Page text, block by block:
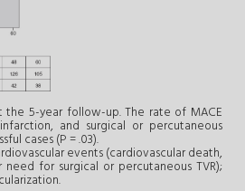
the 5-year follow-up. The rate of MACE
and surgical or percutaneous
cases (P = .03).
events (cardiovascular death,
for surgical or percutaneous TVR);